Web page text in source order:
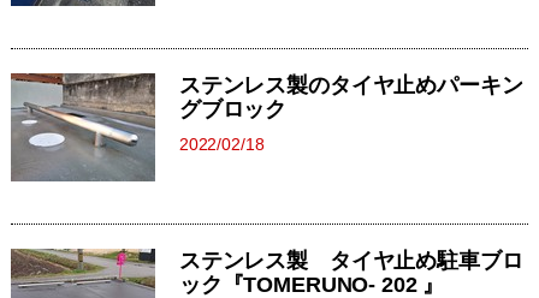
ステンレス製のタイヤ止めパーキン
グブロック
2022/02/18
ステンレス製 タイヤ止め駐車ブロ
ック『TOMERUNO- 202 』